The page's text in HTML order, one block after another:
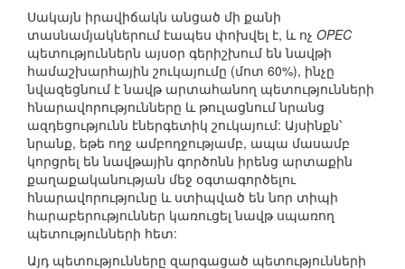
Սակայն իրավիճակն անցած մի քանի
տասնամյակներում էապես փոխվել է, և ոչ OPEC
պետություններն այսօր գերիշխում են նավթի
համաշխարհային շուկայումը (մոտ 60%), ինչը
նվազեցնում է նավթ արտահանող պետությունների
հնարավորությունները և թուլացնում նրանց
ազդեցությունն էներգետիկ շուկայում: Այսինքն՝
նրանք, եթե ողջ ամբողջությամբ, ապա մասամբ
կորցրել են նավթային գործոնն իրենց արտաքին
քաղաքականության մեջ օգտագործելու
հնարավորությունը և ստիպված են նոր տիպի
հարաբերություններ կառուցել նավթ սպառող
պետությունների հետ:
Այդ պետությունները զարգացած պետությունների